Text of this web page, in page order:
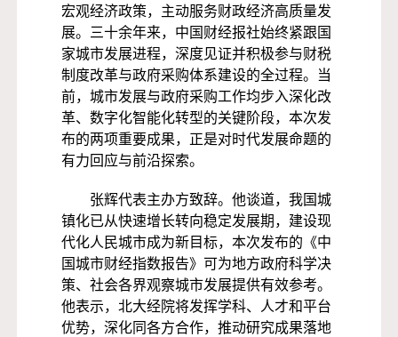
宏观经济政策，主动服务财政经济高质量发
展。三十余年来，中国财经报社始终紧跟国
家城市发展进程，深度见证并积极参与财税
制度改革与政府采购体系建设的全过程。当
前，城市发展与政府采购工作均步入深化改
革、数字化智能化转型的关键阶段，本次发
布的两项重要成果，正是对时代发展命题的
有力回应与前沿探索。
张辉代表主办方致辞。他谈道，我国城
镇化已从快速增长转向稳定发展期，建设现
代化人民城市成为新目标，本次发布的《中
国城市财经指数报告》可为地方政府科学决
策、社会各界观察城市发展提供有效参考。
他表示，北大经院将发挥学科、人才和平台
优势，深化同各方合作，推动研究成果落地